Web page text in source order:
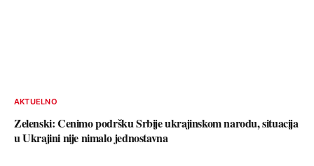
AKTUELNO
Zelenski: Cenimo podršku Srbije ukrajinskom narodu, situacija
u Ukrajini nije nimalo jednostavna